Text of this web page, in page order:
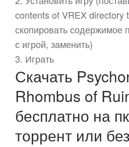
contents of VREX directory
скопировать содержимое
с игрой, заменить)
3. Играть
Скачать
Rhombus of
бесплатно на
торрент или